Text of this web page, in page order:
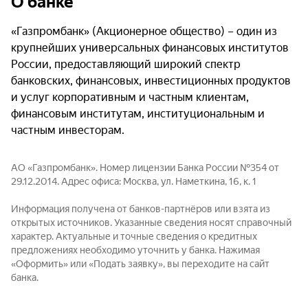
«Газпромбанк» (Акционерное общество) – один из
крупнейших универсальных финансовых институтов
России, предоставляющий широкий спектр
банковских, финансовых, инвестиционных продуктов
и услуг корпоративным и частным клиентам,
финансовым институтам, институциональным и
частным инвесторам.
АО «Газпромбанк». Номер лицензии Банка России №354 от
29.12.2014. Адрес офиса: Москва, ул. Наметкина, 16, к. 1
Информация получена от банков-партнёров или взята из
открытых источников. Указанные сведения носят справочный
характер. Актуальные и точные сведения о кредитных
предложениях необходимо уточнить у банка. Нажимая
«Оформить» или «Подать заявку», вы переходите на сайт
банка.